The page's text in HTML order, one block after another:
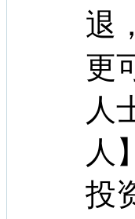
退
更
人
人
投